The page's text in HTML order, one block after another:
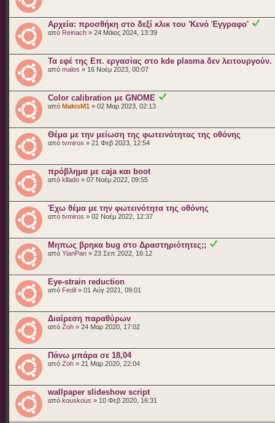
Αρχεία: προσθήκη στο δεξί κλικ του 'Κενό Έγγραφο'
από Reinach » 24 Μάιος 2024, 13:39
Τα εφέ της Επ. εργασίας στο kde plasma δεν λειτουργούν.
από malos » 16 Νοέμ 2023, 00:07
Color calibration με GNOME
από MakisM1 » 02 Μαρ 2023, 02:13
Θέμα με την μείωση της φωτεινότητας της οθόνης
από tvmiros » 21 Φεβ 2023, 12:54
πρόβλημα με caja και boot
από kllado » 07 Νοέμ 2022, 09:55
Έχω θέμα με την φωτεινότητα της οθόνης
από tvmiros » 02 Νοέμ 2022, 12:37
Μηπως βρηκα bug στο Δραστηριότητες;;
από YianPan » 23 Σεπ 2022, 16:12
Eye-strain reduction
από Fedil » 01 Αύγ 2021, 09:01
Διαίρεση παραθύρων
από Zoh » 24 Μαρ 2020, 17:02
Πάνω μπάρα σε 18,04
από Zoh » 21 Μαρ 2020, 22:04
wallpaper slideshow script
από kouskous » 10 Φεβ 2020, 16:31